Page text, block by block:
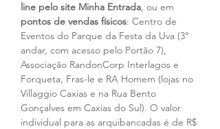
line pelo site Minha Entrada, ou em
pontos de vendas físicos: Centro de
Eventos do Parque da Festa da Uva (3°
andar, com acesso pelo Portão 7),
Associação RandonCorp Interlagos e
Forqueta, Fras-le e RA Homem (lojas no
Villaggio Caxias e na Rua Bento
Gonçalves em Caxias do Sul). O valor
individual para as arquibancadas é de R$